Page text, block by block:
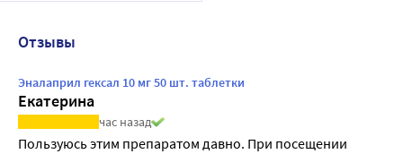
Отзывы
Эналаприл гексал 10 мг 50 шт. таблетки
Екатерина
час назад
Пользуюсь этим препаратом давно. При посещении